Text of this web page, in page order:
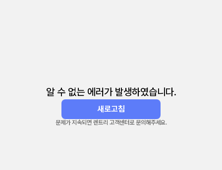
알 수 없는 에러가 발생하였습니다.
새로고침
문제가 지속되면 렌트리 고객센터로 문의해주세요.